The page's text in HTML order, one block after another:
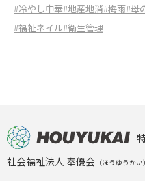
#冷やし中華#地産地消#梅雨#母
#福祉ネイル#衛生管理
社会福祉法人 奉優会 （ほうゆうかい）